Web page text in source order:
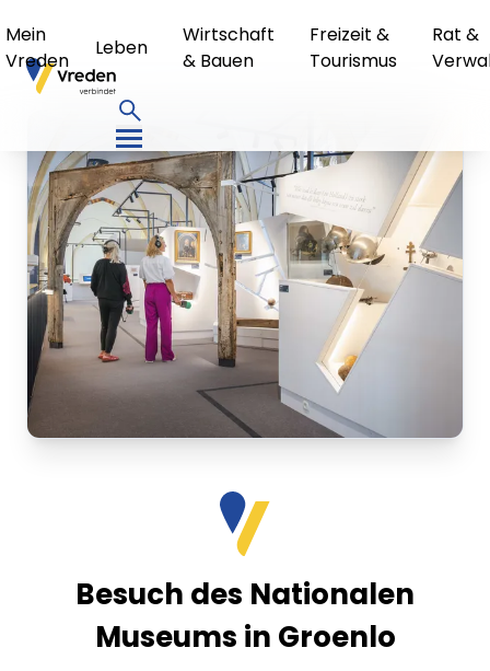
Mein
Vreden
Leben
Wirtschaft
& Bauen
Freizeit &
Tourismus
Rat &
Besuch des Nationalen
Museums in Groenlo